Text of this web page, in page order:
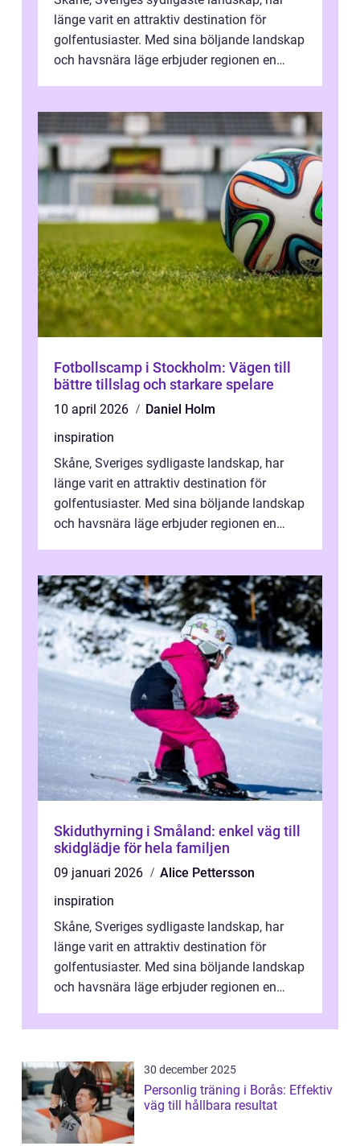
länge varit en attraktiv destination för
golfentusiaster. Med sina böljande landskap
och havsnära läge erbjuder regionen en
Fotbollscamp i Stockholm: Vägen till
bättre tillslag och starkare spelare
10 april 2026
Daniel Holm
inspiration
Skåne, Sveriges sydligaste landskap, har
länge varit en attraktiv destination för
golfentusiaster. Med sina böljande landskap
och havsnära läge erbjuder regionen en
Skiduthyrning i Småland: enkel väg till
skidglädje för hela familjen
09 januari 2026
Alice Pettersson
inspiration
Skåne, Sveriges sydligaste landskap, har
länge varit en attraktiv destination för
golfentusiaster. Med sina böljande landskap
och havsnära läge erbjuder regionen en
30 december 2025
Personlig träning i Borås: Effektiv
väg till hållbara resultat